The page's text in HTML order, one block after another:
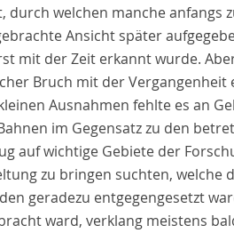
durch welchen manche anfangs
Ansicht später
mit der Zeit erkannt wurde.
Bruch mit der Vergangenheit
Ausnahmen fehlte es an
im Gegensatz zu den
auf wichtige Gebiete der
zu bringen suchten, welche
geradezu entgegengesetzt
ward, verklang meistens